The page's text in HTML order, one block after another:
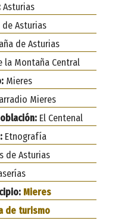
Asturias
Asturias
de Asturias
la Montaña Central
Mieres
Mieres
El Centenal
Etnografía
de Asturias
Mieres
de turismo